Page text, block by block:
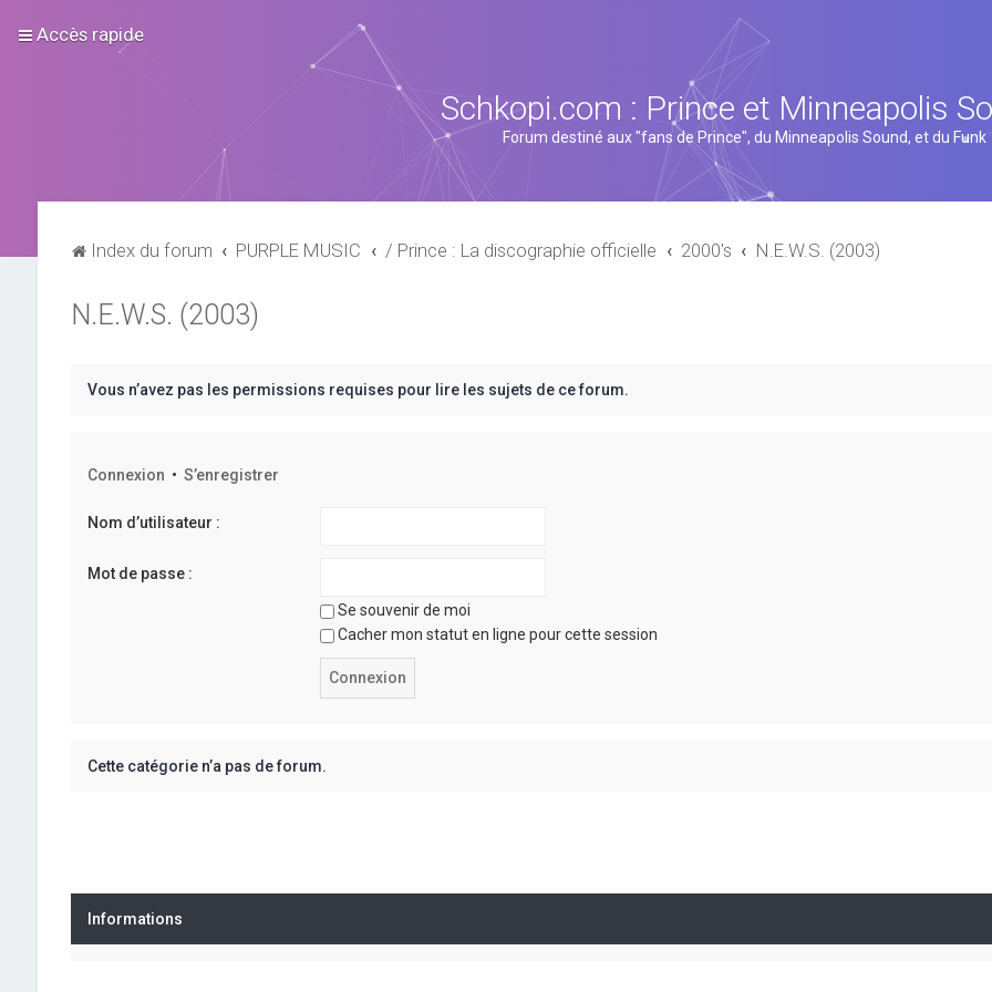
Accès rapide
Schkopi.com : Prince et Minneapolis
Forum destiné aux "fans de Prince", du Minneapolis Sound, et du Funk
Index du forum PURPLE MUSIC / Prince : La discographie officielle 2000's N.E.W.S. (2003)
N.E.W.S. (2003)
Vous n’avez pas les permissions requises pour lire les sujets de ce forum.
Connexion • S’enregistrer
Nom d’utilisateur :
Mot de passe :
Se souvenir de moi
Cacher mon statut en ligne pour cette session
Cette catégorie n’a pas de forum.
Informations